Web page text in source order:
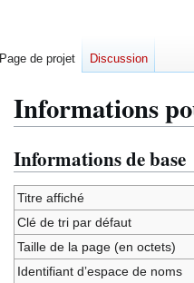
Informations
Aller
à
la
navigation
Aller
à
la
recherche
Informations de base
Titre affiché
Clé de tri par défaut
Taille de la page (en octets)
Identifiant dʼespace de noms
Page de projet Discussion